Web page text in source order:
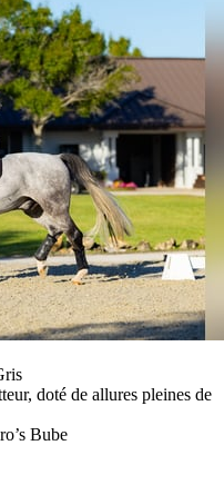
doté de allures pleines de
Bube